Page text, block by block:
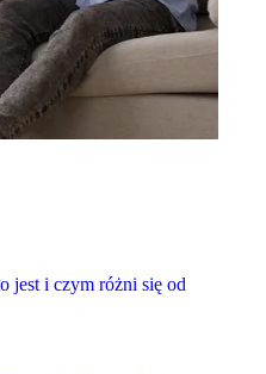
jest i czym różni się od